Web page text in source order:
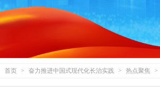
首页 > 奋力推进中国式现代化长治实践 > 热点聚焦 >